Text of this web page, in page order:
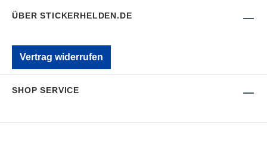
ÜBER STICKERHELDEN.DE
Vertrag widerrufen
SHOP SERVICE